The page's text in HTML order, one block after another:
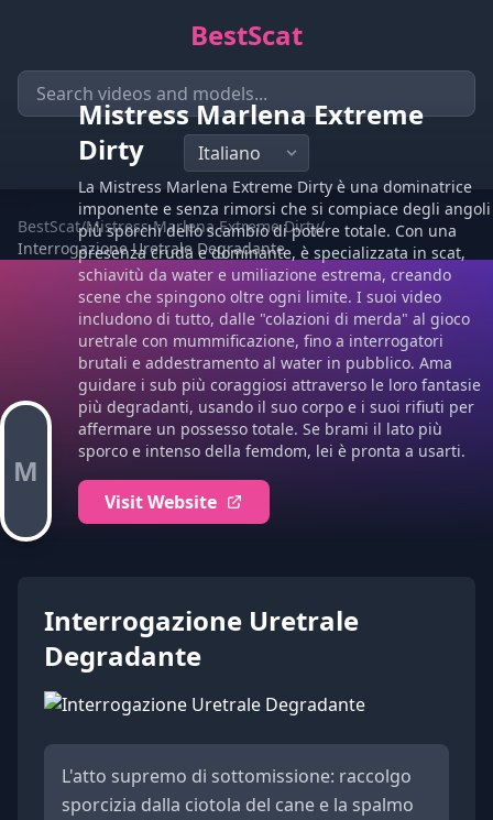
BestScat
BestScat/Mistress Marlena Extreme Dirty/
Interrogazione Uretrale Degradante
M
Mistress Marlena Extreme
Dirty
La Mistress Marlena Extreme Dirty è una dominatrice
imponente e senza rimorsi che si compiace degli angoli
più sporchi dello scambio di potere totale. Con una
presenza cruda e dominante, è specializzata in scat,
schiavitù da water e umiliazione estrema, creando
scene che spingono oltre ogni limite. I suoi video
includono di tutto, dalle "colazioni di merda" al gioco
uretrale con mummificazione, fino a interrogatori
brutali e addestramento al water in pubblico. Ama
guidare i sub più coraggiosi attraverso le loro fantasie
più degradanti, usando il suo corpo e i suoi rifiuti per
affermare un possesso totale. Se brami il lato più
sporco e intenso della femdom, lei è pronta a usarti.
Visit Website
Interrogazione Uretrale
Degradante
L'atto supremo di sottomissione: raccolgo
sporcizia dalla ciotola del cane e la spalmo